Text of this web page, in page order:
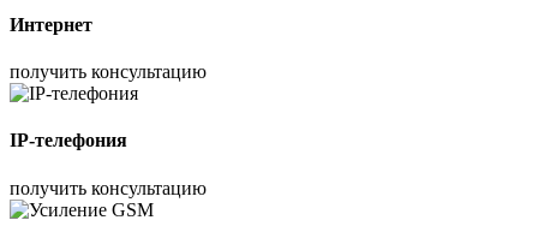
Интернет
получить консультацию
IP-телефония
получить консультацию